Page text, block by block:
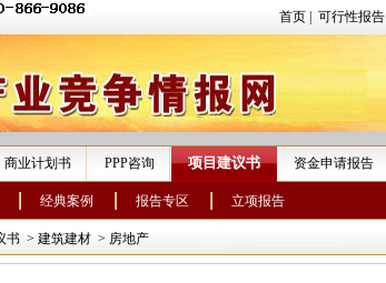
首页 可行性报告
商业计划书 PPP咨询 项目建议书 资金申请报告
经典案例 报告专区 立项报告
书 > 建筑建材 > 房地产